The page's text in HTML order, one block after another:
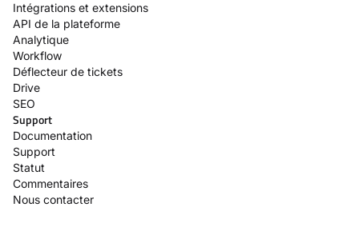
Intégrations et extensions
API de la plateforme
Analytique
Workflow
Déflecteur de tickets
Drive
SEO
Support
Documentation
Support
Statut
Commentaires
Nous contacter